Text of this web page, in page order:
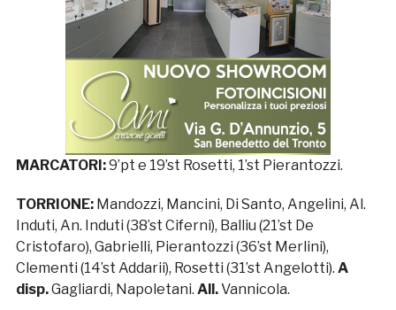
MARCATORI:9’pt e 19’st Rosetti, 1’st Pierantozzi.
TORRIONE:Mandozzi, Mancini, Di Santo, Angelini, Al.
Induti, An. Induti (38’st Ciferni), Balliu (21’st De
Cristofaro), Gabrielli, Pierantozzi (36’st Merlini),
Clementi (14’st Addarii), Rosetti (31’st Angelotti). A
disp.Gagliardi, Napoletani. All.Vannicola.